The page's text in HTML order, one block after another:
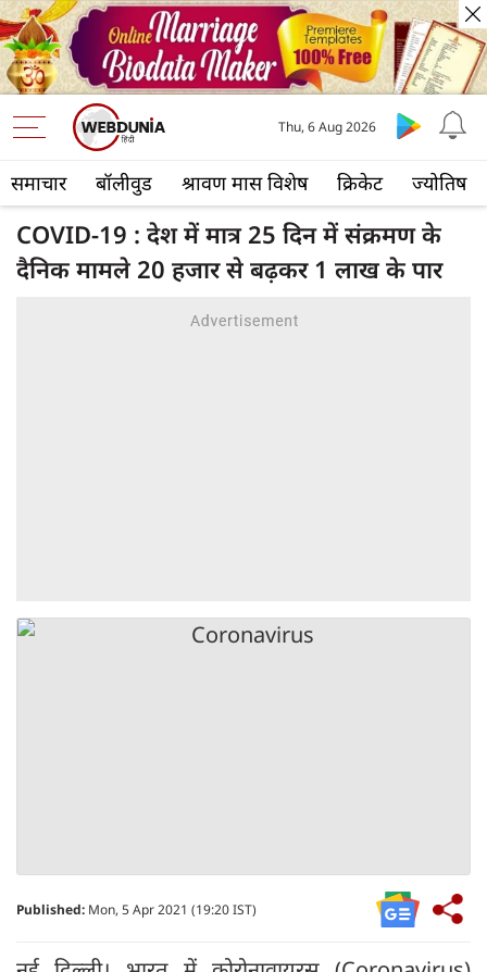
समाचार बॉलीवुड श्रावण मास विशेष क्रिकेट ज्योतिष
Thu, 6 Aug 2026
COVID-19 : देश में मात्र 25 दिन में संक्रमण के
दैनिक मामले 20 हजार से बढ़कर 1 लाख के पार
Published: Mon, 5 Apr 2021 (19:20 IST)